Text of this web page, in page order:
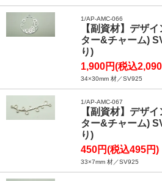
1/AP-AMC-066
【副資材】デザ
ター&チャーム)
り)
1,900円(税込
34×30mm 材／SV925
1/AP-AMC-067
【副資材】デザ
ター&チャーム)
り)
450円(税込495円)
33×7mm 材／SV925